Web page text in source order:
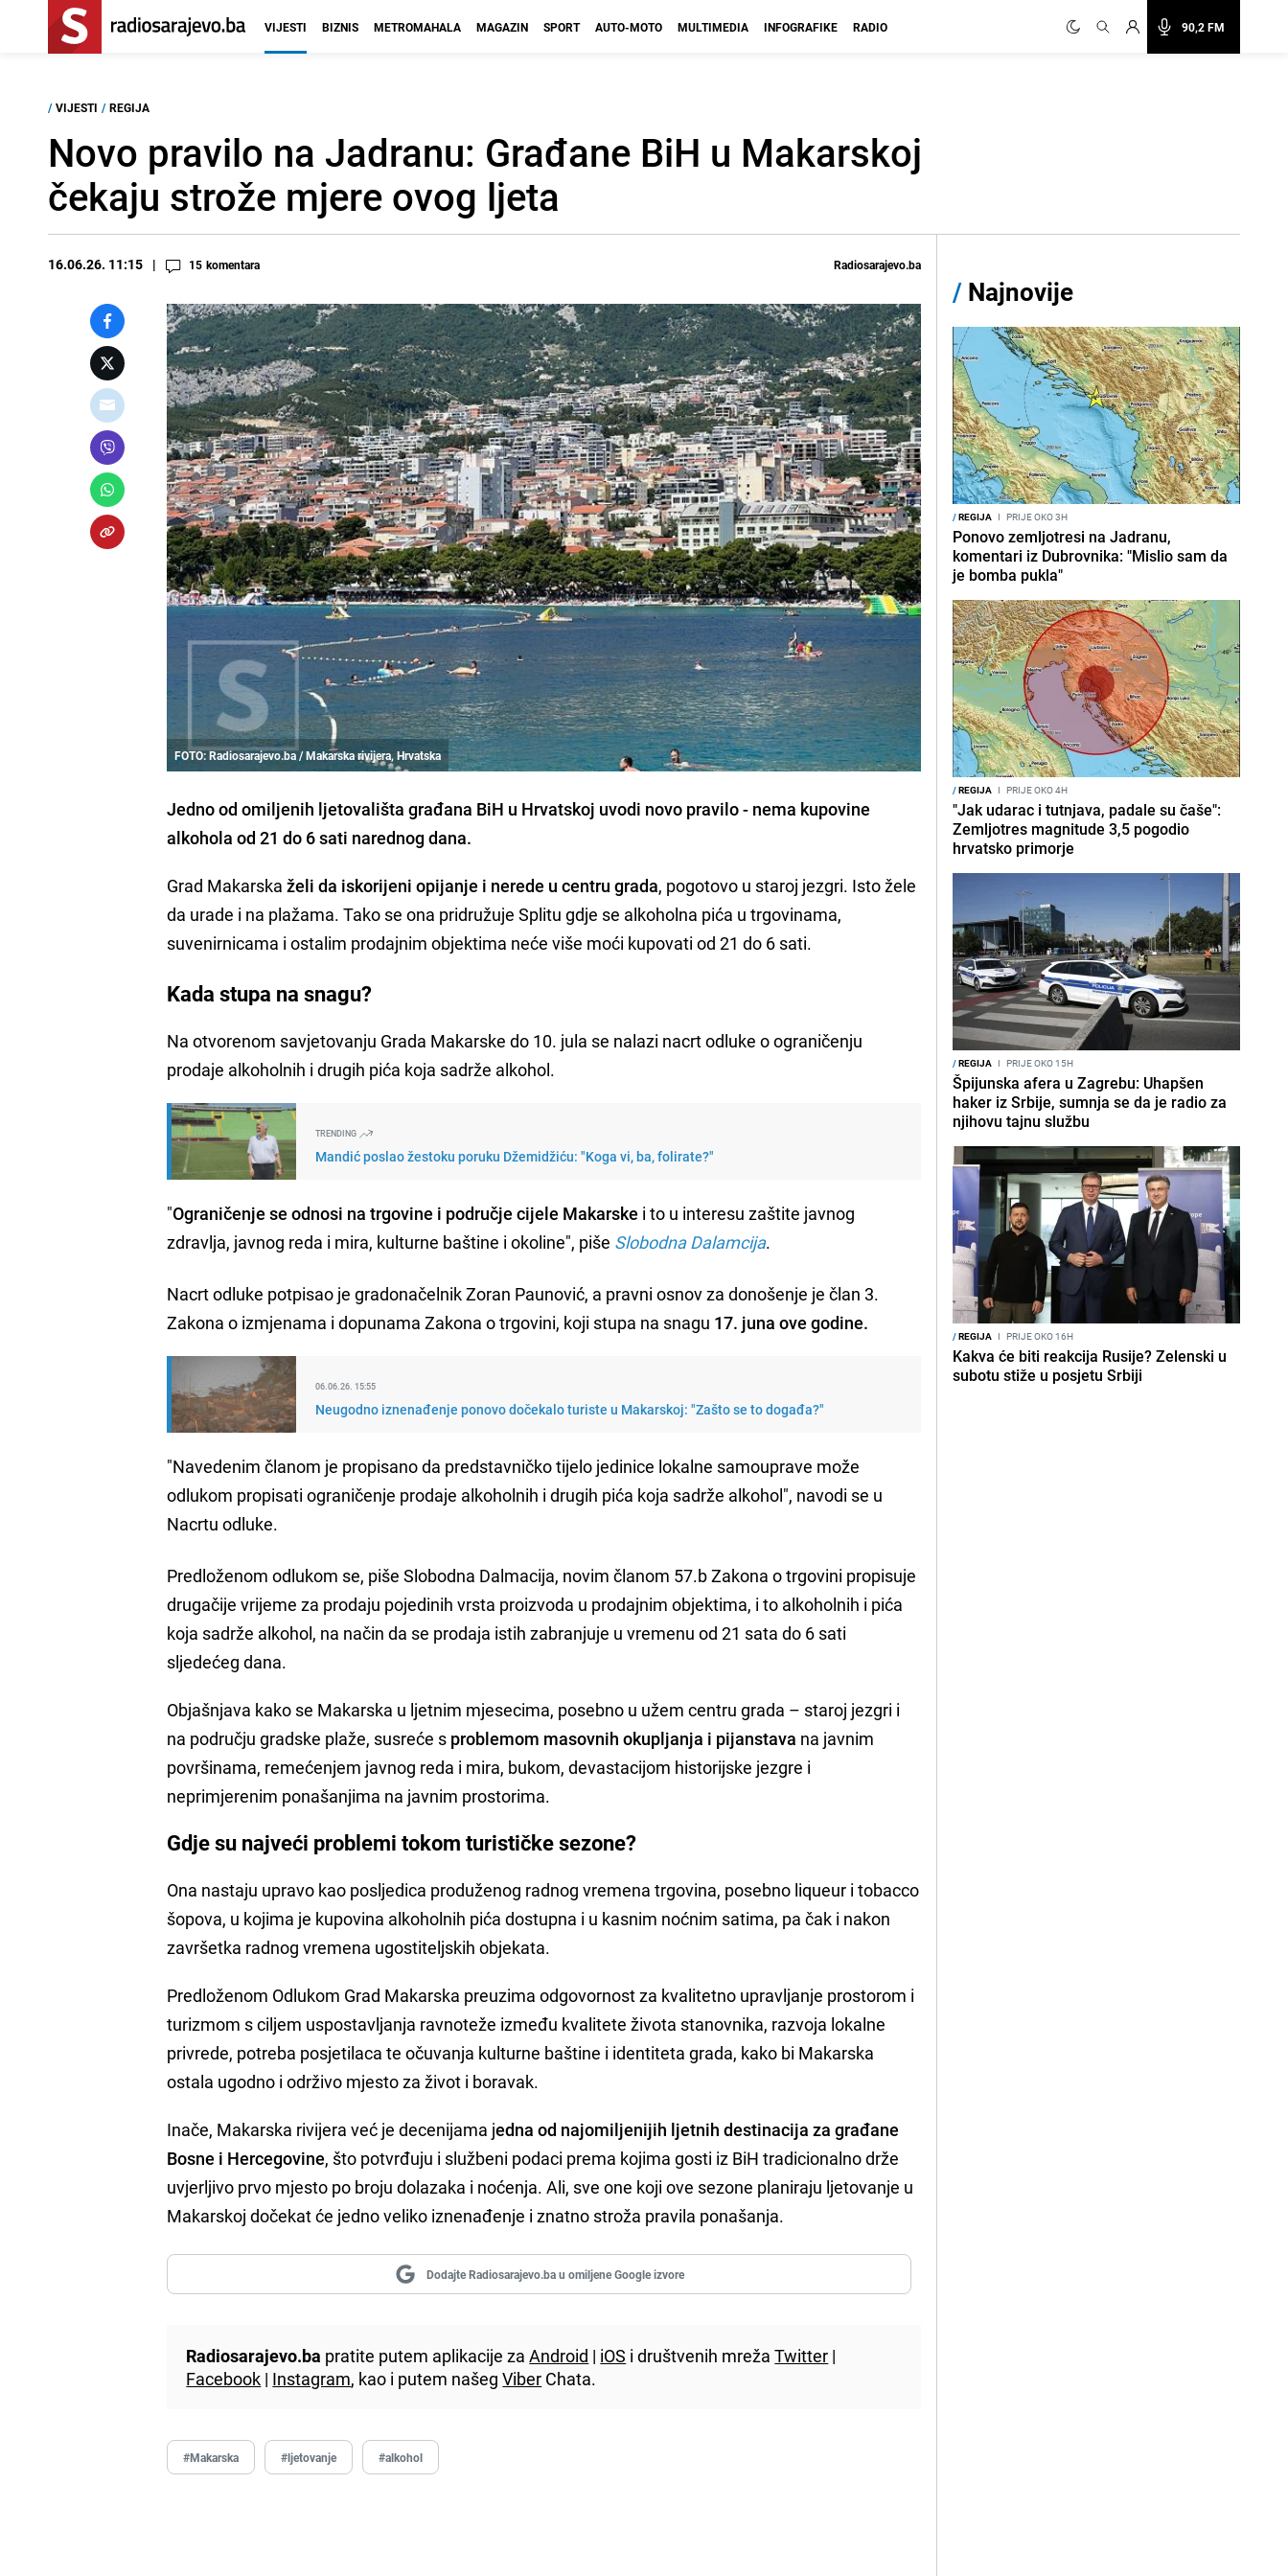
90,2 FM
VIJESTI BIZNIS METROMAHALA MAGAZIN SPORT AUTO-MOTO MULTIMEDIA INFOGRAFIKE RADIO
/ VIJESTI / REGIJA
Novo pravilo na Jadranu: Građane BiH u Makarskoj
čekaju strože mjere ovog ljeta
16.06.26. 11:15 15 komentara Radiosarajevo.ba
FOTO: Radiosarajevo.ba / Makarska rivijera, Hrvatska
Jedno od omiljenih ljetovališta građana BiH u Hrvatskoj uvodi novo pravilo - nema kupovine
alkohola od 21 do 6 sati narednog dana.
Grad Makarskaželi da iskorijeni opijanje i nerede u centru grada, pogotovo u staroj jezgri. Isto žele
da urade i na plažama. Tako se ona pridružuje Splitu gdje se alkoholna pića u trgovinama,
suvenirnicama i ostalim prodajnim objektima neće više moći kupovati od 21 do 6 sati.
Kada stupa na snagu?
Na otvorenom savjetovanju Grada Makarske do 10. jula se nalazi nacrt odluke o ograničenju
prodaje alkoholnih i drugih pića koja sadrže alkohol.
TRENDING
Mandić poslao žestoku poruku Džemidžiću: "Koga vi, ba, folirate?"
"Ograničenje se odnosi na trgovine i područje cijele Makarske i to u interesu zaštite javnog
zdravlja, javnog reda i mira, kulturne baštine i okoline", piše Slobodna Dalamcija.
Nacrt odluke potpisao je gradonačelnik Zoran Paunović, a pravni osnov za donošenje je član 3.
Zakona o izmjenama i dopunama Zakona o trgovini, koji stupa na snagu 17. juna ove godine.
06.06.26. 15:55
Neugodno iznenađenje ponovo dočekalo turiste u Makarskoj: "Zašto se to događa?"
"Navedenim članom je propisano da predstavničko tijelo jedinice lokalne samouprave može
odlukom propisati ograničenje prodaje alkoholnih i drugih pića koja sadrže alkohol", navodi se u
Nacrtu odluke.
Predloženom odlukom se, piše Slobodna Dalmacija, novim članom 57.b Zakona o trgovini propisuje
drugačije vrijeme za prodaju pojedinih vrsta proizvoda u prodajnim objektima, i to alkoholnih i pića
koja sadrže alkohol, na način da se prodaja istih zabranjuje u vremenu od 21 sata do 6 sati
sljedećeg dana.
Objašnjava kako se Makarska u ljetnim mjesecima, posebno u užem centru grada – staroj jezgri i
na području gradske plaže, susreće s problemom masovnih okupljanja i pijanstava na javnim
površinama, remećenjem javnog reda i mira, bukom, devastacijom historijske jezgre i
neprimjerenim ponašanjima na javnim prostorima.
Gdje su najveći problemi tokom turističke sezone?
Ona nastaju upravo kao posljedica produženog radnog vremena trgovina, posebno liqueur i tobacco
šopova, u kojima je kupovina alkoholnih pića dostupna i u kasnim noćnim satima, pa čak i nakon
završetka radnog vremena ugostiteljskih objekata.
Predloženom Odlukom Grad Makarska preuzima odgovornost za kvalitetno upravljanje prostorom i
turizmom s ciljem uspostavljanja ravnoteže između kvalitete života stanovnika, razvoja lokalne
privrede, potreba posjetilaca te očuvanja kulturne baštine i identiteta grada, kako bi Makarska
ostala ugodno i održivo mjesto za život i boravak.
Inače, Makarska rivijera već je decenijama jedna od najomiljenijih ljetnih destinacija za građane
Bosne i Hercegovine, što potvrđuju i službeni podaci prema kojima gosti iz BiH tradicionalno drže
uvjerljivo prvo mjesto po broju dolazaka i noćenja. Ali, sve one koji ove sezone planiraju ljetovanje u
Makarskoj dočekat će jedno veliko iznenađenje i znatno stroža pravila ponašanja.
Dodajte Radiosarajevo.ba u omiljene Google izvore
Radiosarajevo.ba pratite putem aplikacije zaAndroid | iOS i društvenih mrežaTwitter |
Facebook | Instagram, kao i putem našegViber Chata.
#Makarska #ljetovanje #alkohol
/ Najnovije
/REGIJA I PRIJE OKO 3H
Ponovo zemljotresi na Jadranu,
komentari iz Dubrovnika: "Mislio sam da
je bomba pukla"
/REGIJA I PRIJE OKO 4H
"Jak udarac i tutnjava, padale su čaše":
Zemljotres magnitude 3,5 pogodio
hrvatsko primorje
/REGIJA I PRIJE OKO 15H
Špijunska afera u Zagrebu: Uhapšen
haker iz Srbije, sumnja se da je radio za
njihovu tajnu službu
/REGIJA I PRIJE OKO 16H
Kakva će biti reakcija Rusije? Zelenski u
subotu stiže u posjetu Srbiji